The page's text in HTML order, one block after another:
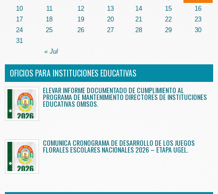
« Jul
10
11 12 13 14 15
16
17
18 19 20 21 22
23
24
25 26 27 28 29
30
31
OFICIOS PARA INSTITUCIONES EDUCATIVAS
ELEVAR INFORME DOCUMENTADO DE CUMPLIMIENTO AL
PROGRAMA DE MANTENIMIENTO DIRECTORES DE INSTITUCIONES
EDUCATIVAS OMISOS.
COMUNICA CRONOGRAMA DE DESARROLLO DE LOS JUEGOS
FLORALES ESCOLARES NACIONALES 2026 – ETAPA UGEL.